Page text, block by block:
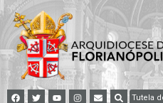
Tutela